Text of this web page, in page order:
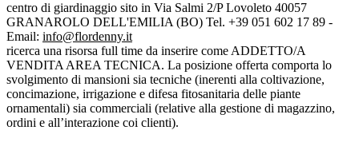
centro di giardinaggio sito in Via Salmi 2/P Lovoleto 40057
GRANAROLO DELL'EMILIA (BO) Tel. +39 051 602 17 89 -
Email: info@flordenny.it
ricerca una risorsa full time da inserire come ADDETTO/A
VENDITA AREA TECNICA. La posizione offerta comporta lo
svolgimento di mansioni sia tecniche (inerenti alla coltivazione,
concimazione, irrigazione e difesa fitosanitaria delle piante
ornamentali) sia commerciali (relative alla gestione di magazzino,
ordini e all’interazione coi clienti).